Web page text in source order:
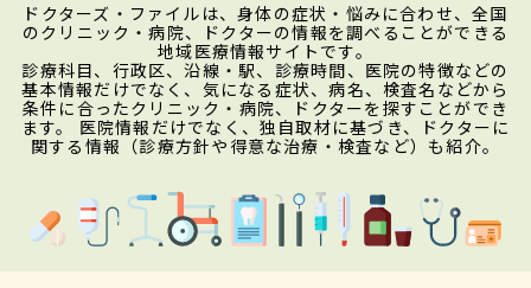
ドクターズ・ファイルは、身体の症状・悩みに合わせ、全国
のクリニック・病院、ドクターの情報を調べることができる
地域医療情報サイトです。
診療科目、行政区、沿線・駅、診療時間、医院の特徴などの
基本情報だけでなく、気になる症状、病名、検査名などから
条件に合ったクリニック・病院、ドクターを探すことができ
ます。 医院情報だけでなく、独自取材に基づき、ドクターに
関する情報（診療方針や得意な治療・検査など）も紹介。